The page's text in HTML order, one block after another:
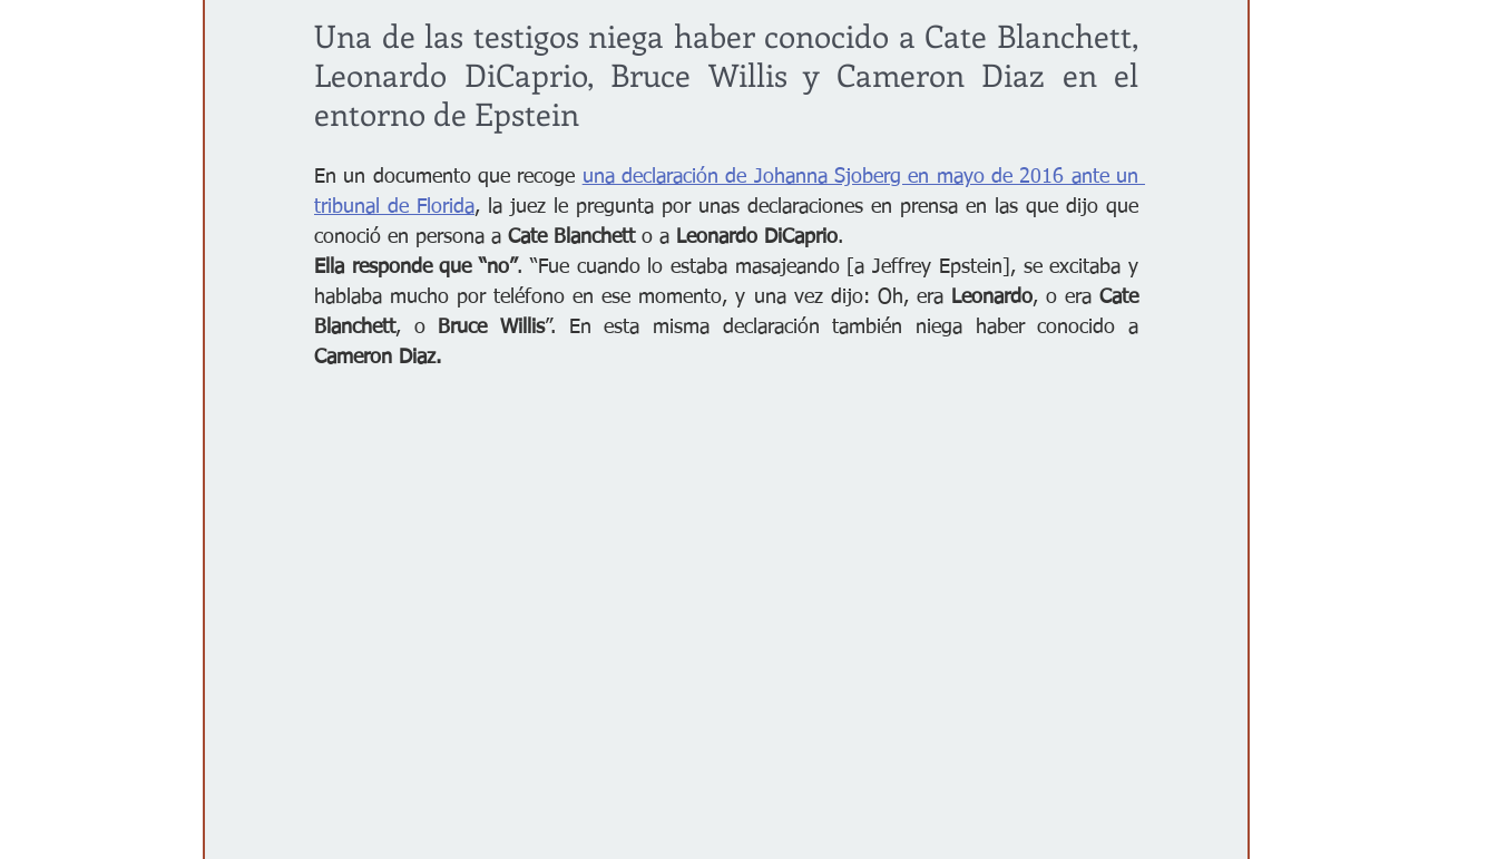
Una de las testigos niega haber conocido a Cate Blanchett,
Leonardo DiCaprio, Bruce Willis y Cameron Diaz en el
entorno de Epstein
En un documento que recoge una declaración de Johanna Sjoberg en mayo de 2016 ante un
tribunal de Florida, la juez le pregunta por unas declaraciones en prensa en las que dijo que
conoció en persona a Cate Blanchett o a Leonardo DiCaprio.
Ella responde que “no”. “Fue cuando lo estaba masajeando [a Jeffrey Epstein], se excitaba y
hablaba mucho por teléfono en ese momento, y una vez dijo: Oh, era Leonardo, o era Cate
Blanchett, o Bruce Willis
Cameron Diaz.